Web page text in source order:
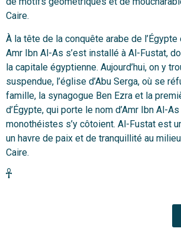
Caire.
À la tête de la conquête arabe de l’Égypte
Amr Ibn Al-As s’est installé à Al-Fustat,
la capitale égyptienne. Aujourd’hui, on y
suspendue, l’église d’Abu Serga, où se
famille, la synagogue Ben Ezra et la
d’Égypte, qui porte le nom d’Amr Ibn Al-
monothéistes s’y côtoient. Al-Fustat est
un havre de paix et de tranquillité au
Caire.